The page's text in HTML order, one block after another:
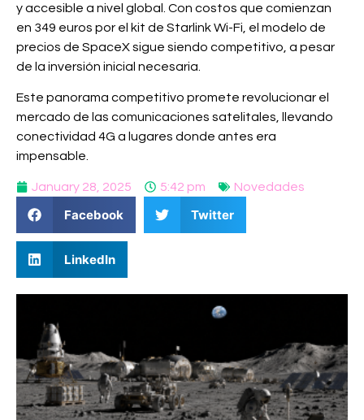
y accesible a nivel global. Con costos que comienzan
en 349 euros por el kit de Starlink Wi-Fi, el modelo de
precios de SpaceX sigue siendo competitivo, a pesar
de la inversión inicial necesaria.
Este panorama competitivo promete revolucionar el
mercado de las comunicaciones satelitales, llevando
conectividad 4G a lugares donde antes era
impensable.
January 28, 2025 5:42 pm Novedades
Facebook Twitter
LinkedIn